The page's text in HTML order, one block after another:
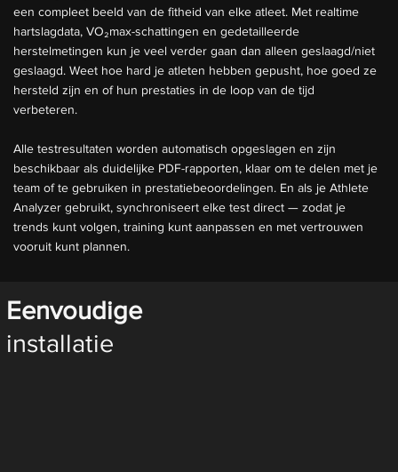
een compleet beeld van de fitheid van elke atleet. Met realtime
hartslagdata, VO₂max-schattingen en gedetailleerde
herstelmetingen kun je veel verder gaan dan alleen geslaagd/niet
geslaagd. Weet hoe hard je atleten hebben gepusht, hoe goed ze
hersteld zijn en of hun prestaties in de loop van de tijd
verbeteren.
Alle testresultaten worden automatisch opgeslagen en zijn
beschikbaar als duidelijke PDF-rapporten, klaar om te delen met je
team of te gebruiken in prestatiebeoordelingen. En als je Athlete
Analyzer gebruikt, synchroniseert elke test direct — zodat je
trends kunt volgen, training kunt aanpassen en met vertrouwen
vooruit kunt plannen.
Eenvoudige
installatie